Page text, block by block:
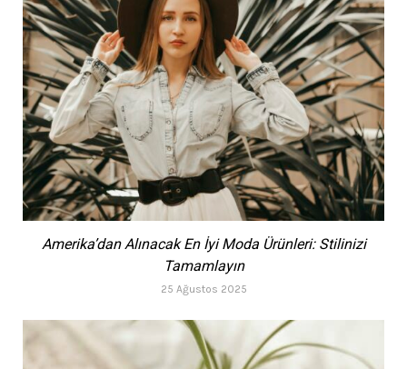
Amerika’dan Alınacak En İyi Moda Ürünleri: Stilinizi
Tamamlayın
25 Ağustos 2025